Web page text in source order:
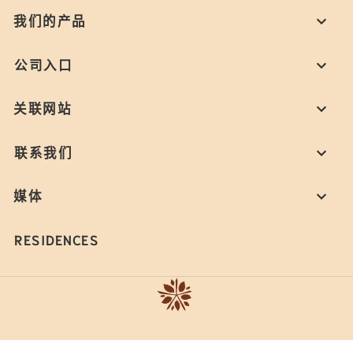
我们的产品
公司入口
关联网站
联系我们
媒体
RESIDENCES